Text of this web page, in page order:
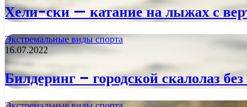
Хели-ски — катание на лыжах с
Экстремальные виды спорта
16.07.2022
Билдеринг – городской скалолаз